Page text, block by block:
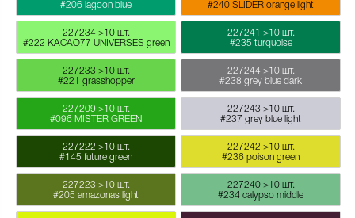
#206 lagoon blue
227234
#222 KACAO77 UNIVERSES green
>10 шт.
227233
#221 grasshopper
>10 шт.
227209
#096 MISTER GREEN
>10 шт.
227222
#145 future green
>10 шт.
227223
#205 amazonas light
>10 шт.
#240 SLIDER orange light
227241
#235 turquoise
>10 шт.
227244
#238 grey blue dark
>10 шт.
227243
#237 grey blue light
>10 шт.
227242
#236 poison green
>10 шт.
227240
#234 calypso middle
>10 шт.